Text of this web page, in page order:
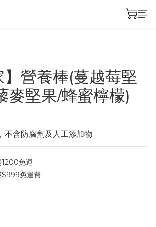
】營養棒(蔓越莓堅
麥堅果/蜂蜜檸檬)
不含防腐劑及人工添加物
1200免運
$999免運費